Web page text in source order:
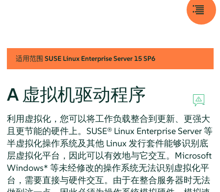
适用范围 SUSE Linux Enterprise Server 15 SP6
A 虚拟机驱动程序
利用虚拟化，您可以将工作负载整合到更新、更强大
且更节能的硬件上。 SUSE® Linux Enterprise Server等
半虚拟化操作系统及其他 Linux 发行套件能够识别底
层虚拟化平台，因此可以有效地与它交互。Microsoft
Windows* 等未经修改的操作系统无法识别虚拟化平
台，需要直接与硬件交互。由于在整合服务器时无法